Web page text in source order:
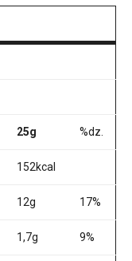
25g %dz.
152kcal
12g 17%
1,7g 9%